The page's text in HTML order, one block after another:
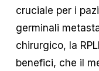
cruciale per i
germinali
chirurgico, la
benefici, che il